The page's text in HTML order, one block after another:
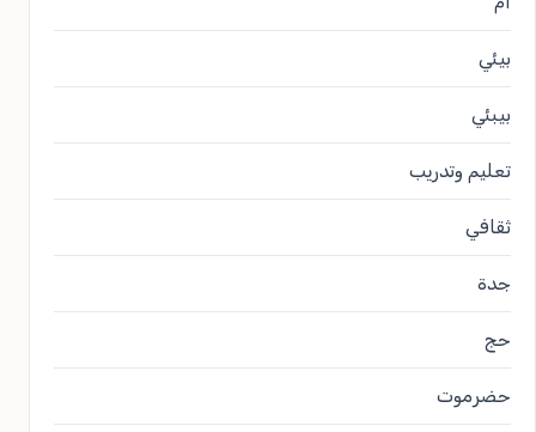
بيئي
بيبئي
تعليم وتدريب
ثقافي
جدة
حج
حضرموت